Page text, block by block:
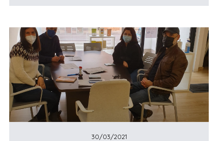
30/03/2021